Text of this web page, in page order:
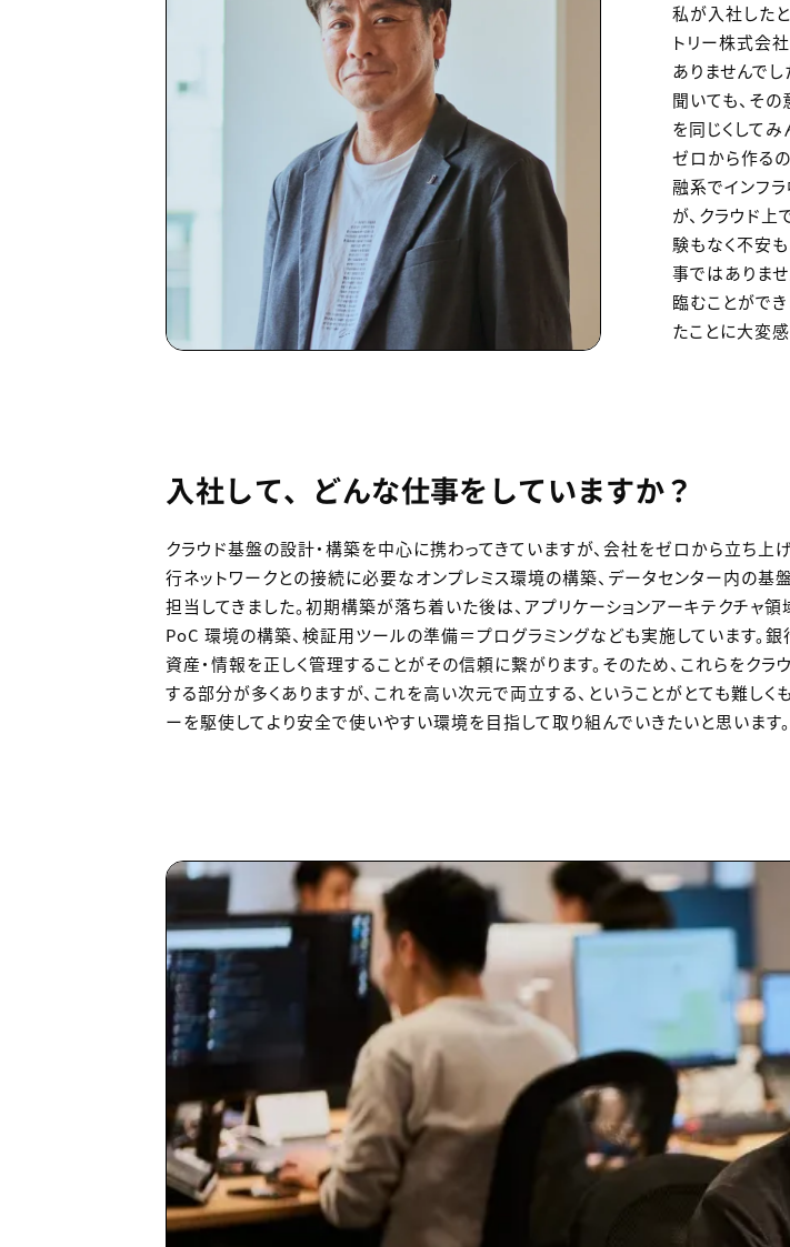
私が入社した
トリー株式会
ありませんで
聞いても、そ
を同じくして
ゼロから作る
融系でインフ
が、クラウド
験もなく不安
事ではありま
臨むことがで
たことに大変感
入社して、どんな仕事をしていますか？
クラウド基盤の設計・構築を中心に携わってきていますが、会社をゼロから立ち上
行ネットワークとの接続に必要なオンプレミス環境の構築、データセンター内の
担当してきました。初期構築が落ち着いた後は、アプリケーションアーキテクチ
PoC 環境の構築、検証用ツールの準備＝プログラミングなども実施しています。
資産・情報を正しく管理することがその信頼に繋がります。そのため、これらをク
する部分が多くありますが、これを高い次元で両立する、ということがとても難し
ーを駆使してより安全で使いやすい環境を目指して取り組んでいきたいと思います。